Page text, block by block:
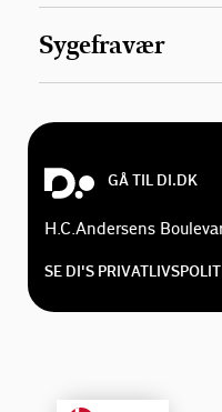
Sygefravær
GÅ TIL DI.DK
H.C.Andersens
SE DI'S